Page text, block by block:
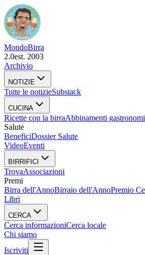
MondoBirra
2.0est. 2003
Archivio
NOTIZIE
Tutte le notizieSubstack
CUCINA
Ricette con la birraAbbinamenti
Salute
BeneficiDossier Salute
VideoEventi
BIRRIFICI
TrovaAssociazioni
Premi
Birra dell'AnnoBirraio dell'AnnoPremio
Libri
CERCA
Cerca informazioniCerca locale
Chi siamo
Iscriviti